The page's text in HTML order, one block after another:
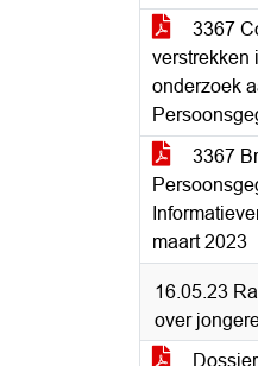
3367
verstrekken
onderzoek
3367
maart 2023
16.05.23
over